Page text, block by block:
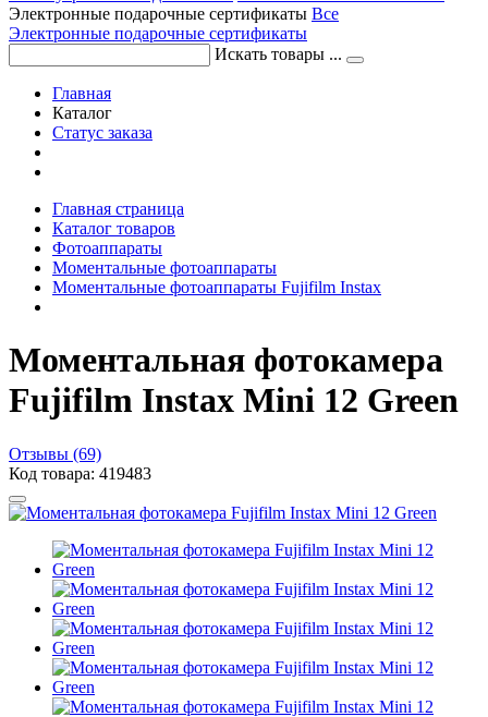
Электронные подарочные сертификаты Все
Электронные подарочные сертификаты
Искать товары ...
Главная
Каталог
Статус заказа
Главная страница
Каталог товаров
Фотоаппараты
Моментальные фотоаппараты
Моментальные фотоаппараты Fujifilm Instax
Моментальная фотокамера
Fujifilm Instax Mini 12 Green
Отзывы (69)
Код товара: 419483